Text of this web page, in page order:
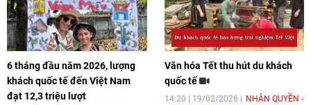
6 tháng đầu năm 2026, lượng
khách quốc tế đến Việt Nam
đạt 12,3 triệu lượt
Văn hóa Tết thu hút du khách
quốc tế
14:20 | 19/02/2026
NHÂN QUYỀN -